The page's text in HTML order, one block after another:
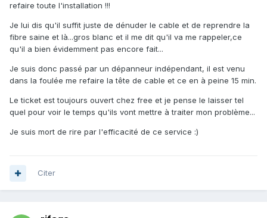
refaire toute l'installation !!!
Je lui dis qu'il suffit juste de dénuder le cable et de reprendre la
fibre saine et là...gros blanc et il me dit qu'il va me rappeler,ce
qu'il a bien évidemment pas encore fait...
Je suis donc passé par un dépanneur indépendant, il est venu
dans la foulée me refaire la tête de cable et ce en à peine 15 min.
Le ticket est toujours ouvert chez free et je pense le laisser tel
quel pour voir le temps qu'ils vont mettre à traiter mon problème...
Je suis mort de rire par l'efficacité de ce service :)
Citer